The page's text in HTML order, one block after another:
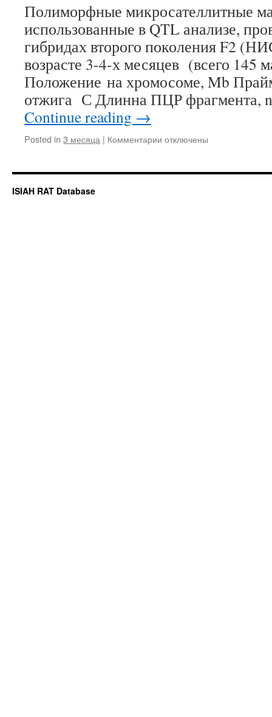
Полиморфные микросателлитные
использованные в QTL анализе,
гибридах второго поколения F2
возрасте 3-4-х месяцев (всего 145
Положение на хромосоме, Mb
отжига С Длинна ПЦР фрагмента,
Continue reading →
Posted in 3 месяца | Комментарии к
QTL
отключены
ISIAH RAT Database